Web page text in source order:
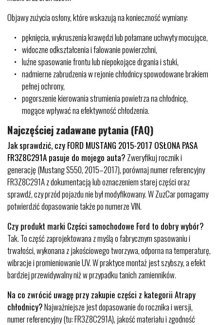
Objawy zużycia osłony, które wskazują na konieczność wymiany:
pęknięcia, wykruszenia krawędzi lub połamane uchwyty mocujące,
widoczne odkształcenia i falowanie powierzchni,
luźne spasowanie frontu lub niepokojące drgania i stuki,
nadmierne zabrudzenia w rejonie chłodnicy spowodowane brakiem
pełnej ochrony,
pogorszenie kierowania strumienia powietrza na chłodnicę,
mogące wpływać na efektywność chłodzenia.
Najczęściej zadawane pytania (FAQ)
Jak sprawdzić, czy FORD MUSTANG 2015-2017 OSŁONA PASA
FR3Z8C291A pasuje do mojego auta? Zweryfikuj rocznik i
generację (Mustang S550, 2015–2017), porównaj numer referencyjny
FR3Z8C291A z dokumentacją lub oznaczeniem starej części oraz
sprawdź, czy przód pojazdu nie był modyfikowany. W ZuzCar pomagamy
potwierdzić dopasowanie także po numerze VIN.
Czy produkt marki Części samochodowe Ford to dobry wybór?
Tak. To część zaprojektowana z myślą o fabrycznym spasowaniu i
trwałości, wykonana z jakościowego tworzywa, odporna na temperaturę,
wibracje i promieniowanie UV. W praktyce montaż jest szybszy, a efekt
bardziej przewidywalny niż w przypadku tanich zamienników.
Na co zwrócić uwagę przy zakupie części z kategorii Atrapy
chłodnicy?Najważniejsze jest dopasowanie do rocznika i wersji,
numer referencyjny (tu: FR3Z8C291A), jakość materiału i zgodność